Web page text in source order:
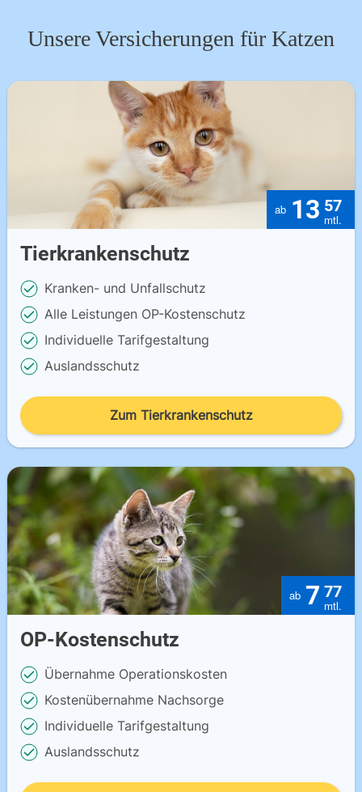
Unsere Versicherungen für Katzen
Tierkrankenschutz
Kranken- und Unfallschutz
Alle Leistungen OP-Kostenschutz
Individuelle Tarifgestaltung
Auslandsschutz
13 57
Zum Tierkrankenschutz
OP-Kostenschutz
Übernahme Operationskosten
Kostenübernahme Nachsorge
Individuelle Tarifgestaltung
Auslandsschutz
7 77